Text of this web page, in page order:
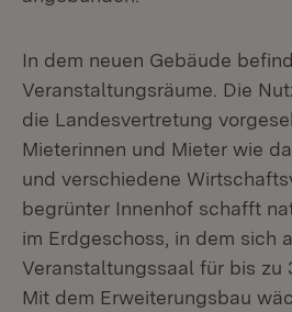
In dem neuen Gebäude
Veranstaltungsräume. Die
die Landesvertretung
Mieterinnen und Mieter wie
und verschiedene
begrünter Innenhof schafft
im Erdgeschoss, in dem sich
Veranstaltungssaal für bis zu
Mit dem Erweiterungsbau